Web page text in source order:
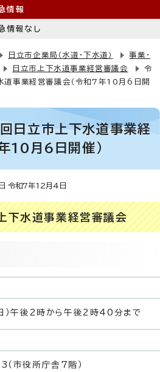
情報
情報なし
日立市企業局（水道・下水道）
事業・
日立市上下水道事業経営審議会
令
事業経営審議会（令和7年10月6日開
立市上下水道事業経
10月6日開催）
令和7年12月4日
水道事業経営審議会
）午後2時から午後2時40分まで
（市役所庁舎7階）